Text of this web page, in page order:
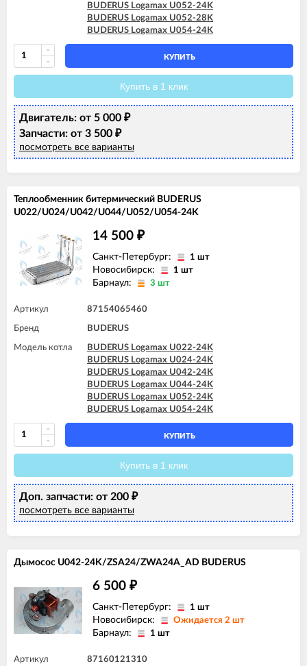
BUDERUS Logamax U052-24K
BUDERUS Logamax U052-28K
BUDERUS Logamax U054-24K
КУПИТЬ
Купить в 1 клик
Двигатель: от 5 000 ₽
Запчасти: от 3 500 ₽
посмотреть все варианты
Теплообменник битермический BUDERUS
U022/U024/U042/U044/U052/U054-24K
14 500 ₽
Санкт-Петербург: 1 шт
Новосибирск: 1 шт
Барнаул: 3 шт
Артикул 87154065460
Бренд BUDERUS
Модель котла
BUDERUS Logamax U022-24K
BUDERUS Logamax U024-24K
BUDERUS Logamax U042-24K
BUDERUS Logamax U044-24K
BUDERUS Logamax U052-24K
BUDERUS Logamax U054-24K
КУПИТЬ
Купить в 1 клик
Доп. запчасти: от 200 ₽
посмотреть все варианты
Дымосос U042-24K/ZSA24/ZWA24A_AD BUDERUS
6 500 ₽
Санкт-Петербург: 1 шт
Новосибирск: Ожидается 2 шт
Барнаул: 1 шт
Артикул 87160121310